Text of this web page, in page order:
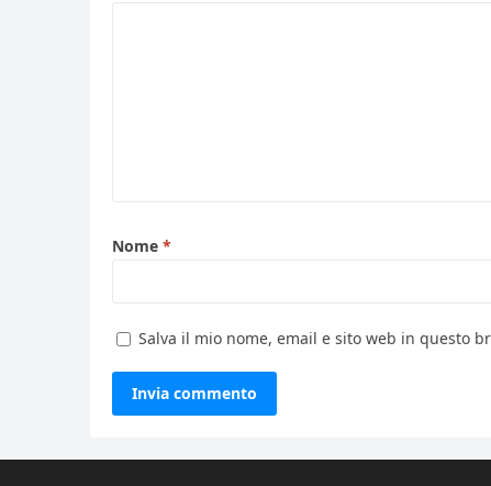
Nome *
Salva il mio nome, email e sito web in questo